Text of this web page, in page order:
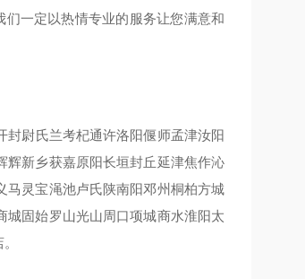
一定以热情专业的服务让您满意和
封尉氏兰考杞通许洛阳偃师孟津汝阳
辉新乡获嘉原阳长垣封丘延津焦作沁
马灵宝渑池卢氏陕南阳邓州桐柏方城
城固始罗山光山周口项城商水淮阳太